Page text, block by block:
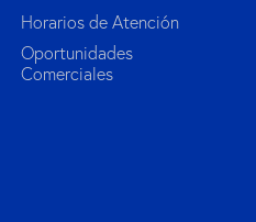
Horarios de Atención
Oportunidades
Comerciales